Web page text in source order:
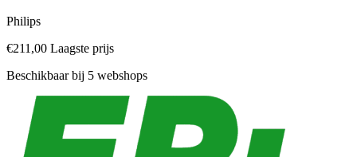
Philips
€211,00 Laagste prijs
Beschikbaar bij 5 webshops